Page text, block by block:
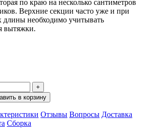
по краю на несколько сантиметров
Верхние секции часто уже и при
длины необходимо учитывать
вытяжки.
+
в корзину
Отзывы Вопросы Доставка
Сборка